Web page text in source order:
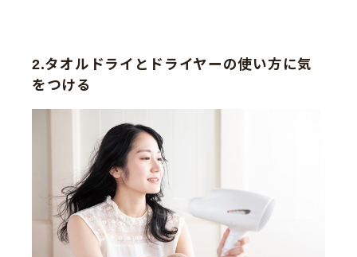
2.タオルドライとドライヤーの使い方に気
をつける